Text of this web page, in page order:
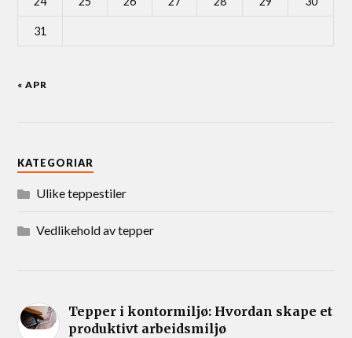
31
« APR
KATEGORIAR
Ulike teppestiler
Vedlikehold av tepper
Tepper i kontormiljø: Hvordan skape et
produktivt arbeidsmiljø